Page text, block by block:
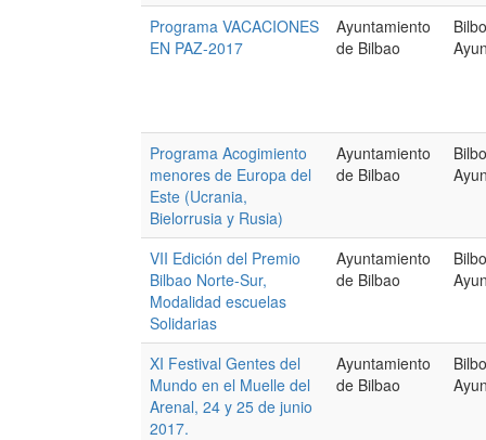
Programa VACACIONES
EN PAZ-2017
Ayuntamiento
de Bilbao
Programa Acogimiento
menores de Europa del
Este (Ucrania,
Bielorrusia y Rusia)
Ayuntamiento
de Bilbao
VII Edición del Premio
Bilbao Norte-Sur,
Modalidad escuelas
Solidarias
Ayuntamiento
de Bilbao
XI Festival Gentes del
Mundo en el Muelle del
Arenal, 24 y 25 de junio
2017.
Ayuntamiento
de Bilbao